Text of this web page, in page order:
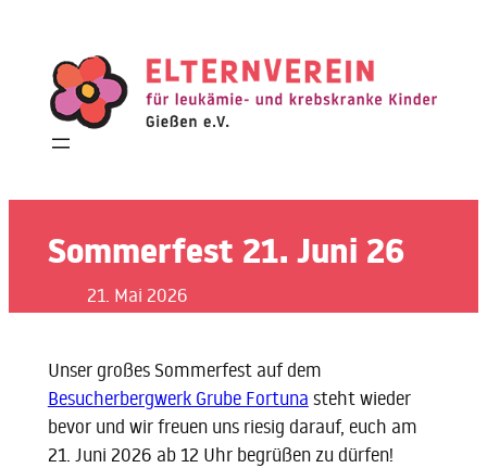
springen
Sommerfest 21. Juni 26
21. Mai 2026
Unser großes Sommerfest auf dem
Besucherbergwerk Grube Fortuna steht wieder
bevor und wir freuen uns riesig darauf, euch am
21. Juni 2026 ab 12 Uhr begrüßen zu dürfen!